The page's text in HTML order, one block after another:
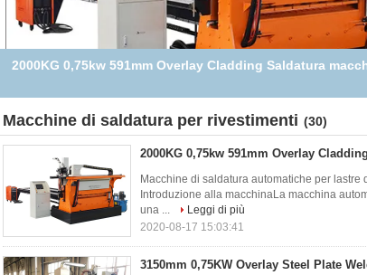
3150mm 0,75KW Overlay Steel Plate Welding Machine
Macchine di saldatura per rivestimenti (30)
2000KG 0,75kw 591mm Overlay
Macchine di saldatura automatiche per
Introduzione alla macchinaLa macchina
una ...
Leggi di più
2020-08-17 15:03:41
3150mm 0,75KW Overlay Steel Plate